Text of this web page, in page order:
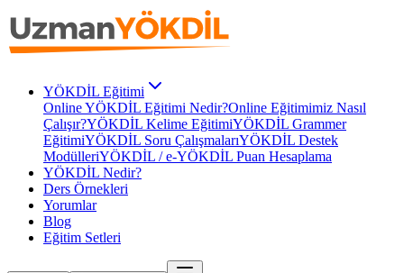
YÖKDİL Eğitimi
Online YÖKDİL Eğitimi Nedir?Online Eğitimimiz Nasıl
Çalışır?YÖKDİL Kelime EğitimiYÖKDİL Grammer
EğitimiYÖKDİL Soru ÇalışmalarıYÖKDİL Destek
ModülleriYÖKDİL / e-YÖKDİL Puan Hesaplama
YÖKDİL Nedir?
Ders Örnekleri
Yorumlar
Blog
Eğitim Setleri